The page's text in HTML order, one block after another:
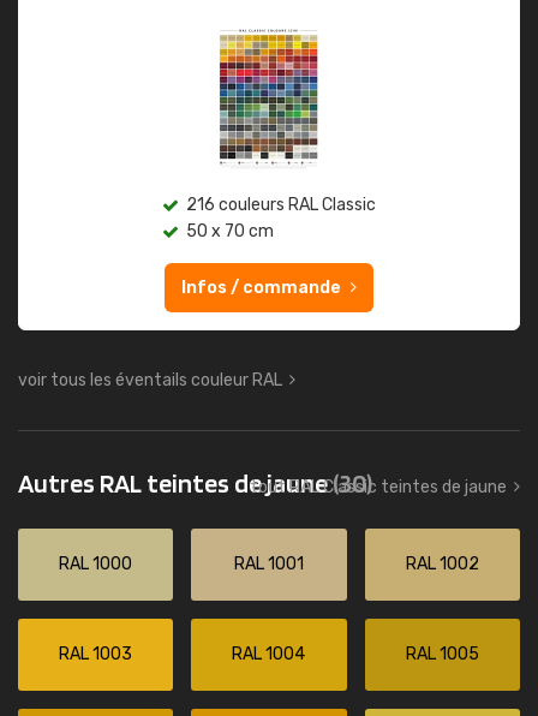
216 couleurs RAL Classic
50 x 70 cm
Infos / commande
voir tous les éventails couleur RAL
Autres RAL teintes de jaune(30)
tout RAL Classic teintes de jaune
RAL 1000 RAL 1001 RAL 1002
RAL 1003 RAL 1004 RAL 1005